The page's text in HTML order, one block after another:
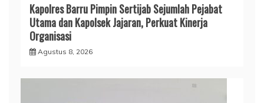
Kapolres Barru Pimpin Sertijab Sejumlah Pejabat
Utama dan Kapolsek Jajaran, Perkuat Kinerja
Organisasi
Agustus 8, 2026